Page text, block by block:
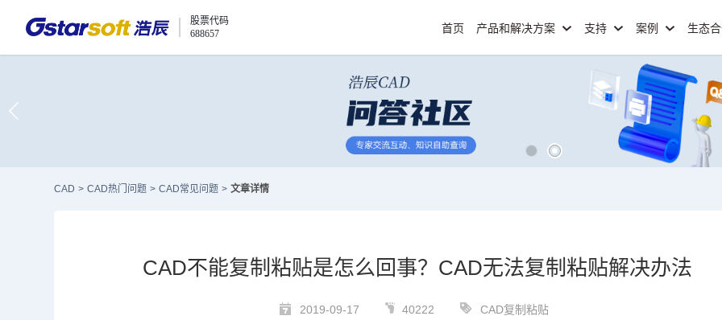
股票代码
688657
首页 产品和解决方案 支持 案例 生态
CAD > CAD热门问题 > CAD常见问题 > 文章详情
CAD不能复制粘贴是怎么回事？CAD无法复制粘贴解决办法
2019-09-17 40222 CAD复制粘贴